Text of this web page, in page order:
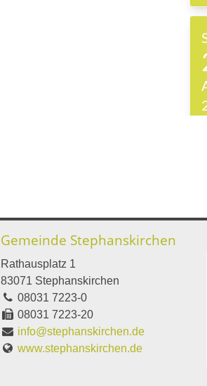
Gemeinde Stephanskirchen
Rathausplatz 1
83071 Stephanskirchen
08031 7223-0
08031 7223-20
info@stephanskirchen.de
www.stephanskirchen.de